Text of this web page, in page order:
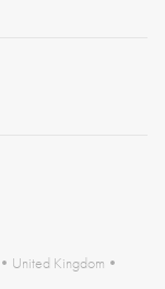
• United Kingdom •